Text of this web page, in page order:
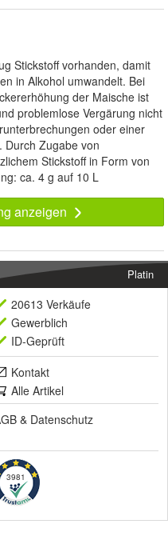
Stickstoff vorhanden, damit
in Alkohol umwandelt. Bei
der Maische ist
problemlose Vergärung nicht
oder einer
Durch Zugabe von
Stickstoff in Form von
ca. 4 g auf 10 L
anzeigen
Platin
20613 Verkäufe
Gewerblich
ID-Geprüft
Kontakt
Alle Artikel
& Datenschutz
3981